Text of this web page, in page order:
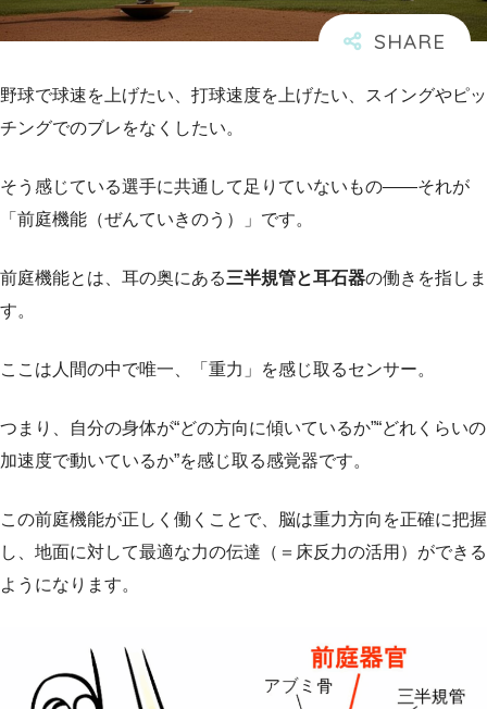
野球で球速を上げたい、打球速度を上げたい、スイングやピッ
チングでのブレをなくしたい。
そう感じている選手に共通して足りていないもの――それが
「前庭機能（ぜんていきのう）」です。
前庭機能とは、耳の奥にある三半規管と耳石器の働きを指しま
す。
ここは人間の中で唯一、「重力」を感じ取るセンサー。
つまり、自分の身体が“どの方向に傾いているか”“どれくらいの
加速度で動いているか”を感じ取る感覚器です。
この前庭機能が正しく働くことで、脳は重力方向を正確に把握
し、地面に対して最適な力の伝達（＝床反力の活用）ができる
ようになります。